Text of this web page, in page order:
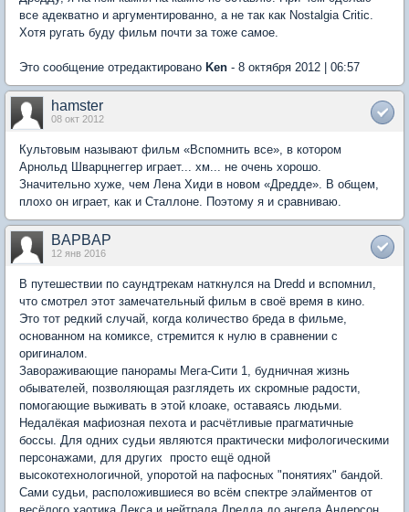
все адекватно и аргументированно, а не так как Nostalgia Critic.
Хотя ругать буду фильм почти за тоже самое.
Это сообщение отредактировано Ken - 8 октября 2012 | 06:57
hamster
08 окт 2012
Культовым называют фильм «Вспомнить все», в котором
Арнольд Шварцнеггер играет... хм... не очень хорошо.
Значительно хуже, чем Лена Хиди в новом «Дредде». В общем,
плохо он играет, как и Сталлоне. Поэтому я и сравниваю.
BAPBAP
12 янв 2016
В путешествии по саундтрекам наткнулся на Dredd и вспомнил,
что смотрел этот замечательный фильм в своё время в кино.
Это тот редкий случай, когда количество бреда в фильме,
основанном на комиксе, стремится к нулю в сравнении с
оригиналом.
Завораживающие панорамы Мега-Сити 1, будничная жизнь
обывателей, позволяющая разглядеть их скромные радости,
помогающие выживать в этой клоаке, оставаясь людьми.
Недалёкая мафиозная пехота и расчётливые прагматичные
боссы. Для одних судьи являются практически мифологическими
персонажами, для других  просто ещё одной
высокотехнологичной, упоротой на пафосных "понятиях" бандой.
Сами судьи, расположившиеся во всём спектре элайментов от